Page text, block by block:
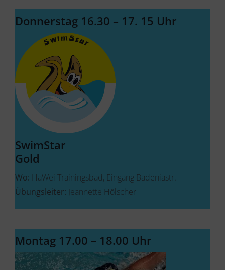
Donnerstag 16.30 – 17. 15 Uhr
SwimStar
Gold
Wo: HaWei Trainingsbad, Eingang Badeniastr.
Übungsleiter: Jeannette Hölscher
Montag 17.00 – 18.00 Uhr